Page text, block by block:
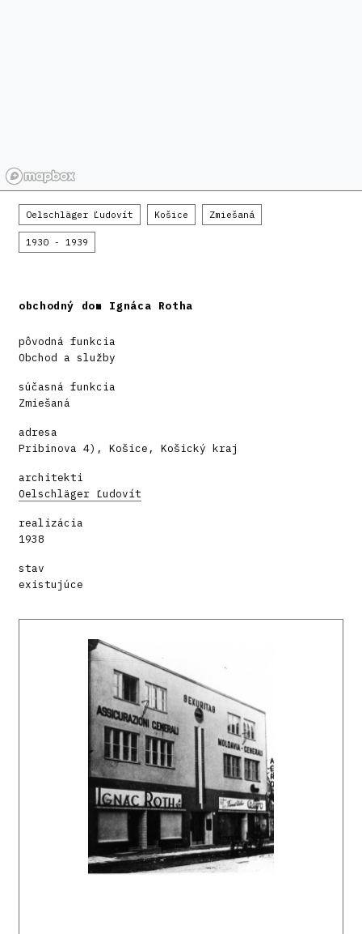
Oelschläger Ľudovít Košice Zmiešaná
1930 - 1939
obchodný dom Ignáca Rotha
pôvodná funkcia
Obchod a služby
súčasná funkcia
Zmiešaná
adresa
Pribinova 4), Košice, Košický kraj
architekti
Oelschläger Ľudovít
realizácia
1938
stav
existujúce